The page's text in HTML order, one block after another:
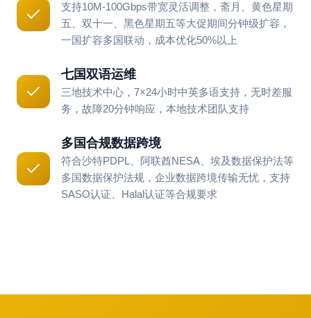
支持10M-100Gbps带宽灵活调整，斋月、黄色星期
五、双十一、黑色星期五等大促期间分钟级扩容，
一国扩容多国联动，成本优化50%以上
七国双语运维
三地技术中心，7×24小时中英多语支持，无时差服
务，故障20分钟响应，本地技术团队支持
多国合规数据跨境
符合沙特PDPL、阿联酋NESA、埃及数据保护法等
多国数据保护法规，企业数据跨境传输无忧，支持
SASO认证、Halal认证等合规要求